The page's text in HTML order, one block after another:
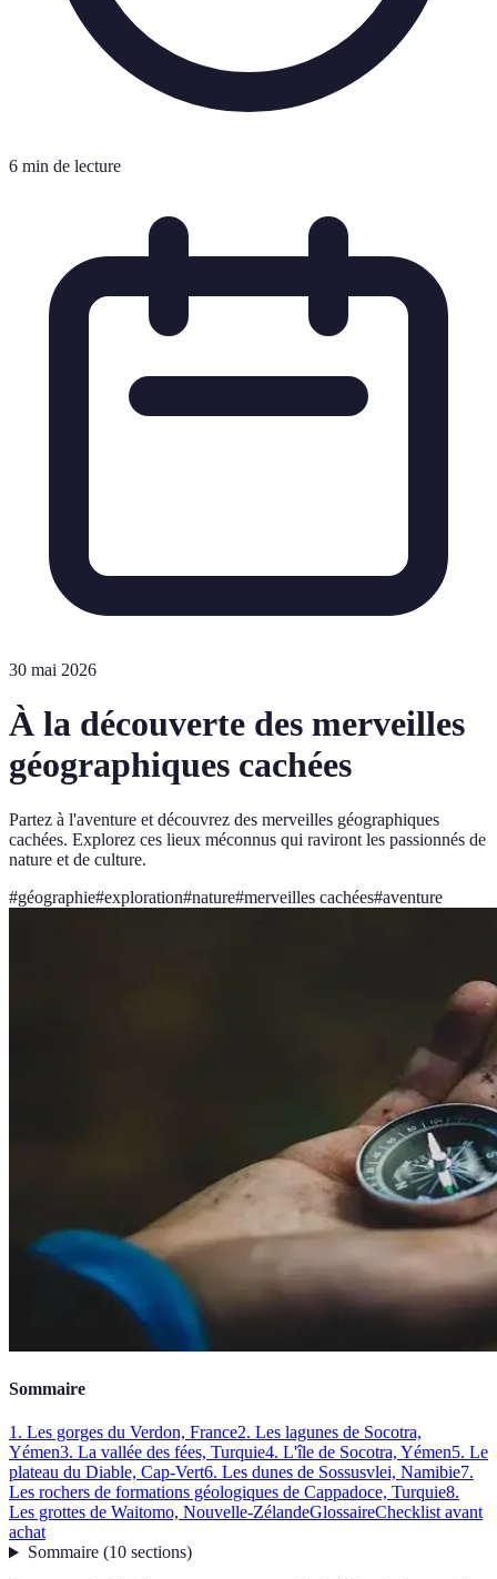
6 min de lecture
30 mai 2026
À la découverte des merveilles
géographiques cachées
Partez à l'aventure et découvrez des merveilles géographiques
cachées. Explorez ces lieux méconnus qui raviront les passionnés de
nature et de culture.
#géographie#exploration#nature#merveilles cachées#aventure
Sommaire
1. Les gorges du Verdon, France2. Les lagunes de Socotra,
Yémen3. La vallée des fées, Turquie4. L'île de Socotra, Yémen5. Le
plateau du Diable, Cap-Vert6. Les dunes de Sossusvlei, Namibie7.
Les rochers de formations géologiques de Cappadoce, Turquie8.
Les grottes de Waitomo, Nouvelle-ZélandeGlossaireChecklist avant
achat
Sommaire(10 sections)